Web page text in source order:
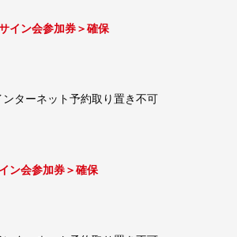
イン会参加券＞確保
ンターネット予約取り置き不可
ン会参加券＞確保